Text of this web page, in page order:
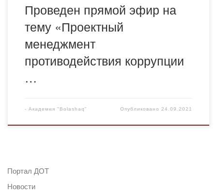
Проведен прямой эфир на
тему «Проектный
менеджмент
противодействия коррупции
…
- Академия "Bolashaq" Опубликовано24.09.2021
Портал ДОТ
Новости